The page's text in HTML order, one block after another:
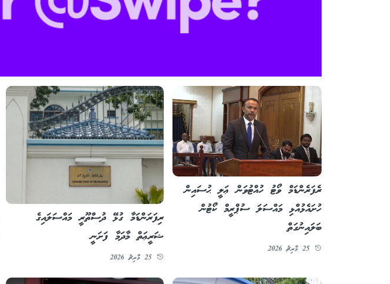
ރެފަރެންޑަމް ވޯޓު ހުއްޓުވަން ޢަލީ ޙުސައިން
ހުށައެޅުއްޅި މައްސަލަ ސުޕްރީމް ކޯޓުން
ބަލައިނުގަތް
25 މާރިޗު 2026
ރިފަރަންޑަމާ ގުޅޭ ދުސްތޫރީ މައްސަލައިގެ
ޝަރީޢަތް މާދަމާ ފަށަނީ
25 މާރިޗު 2026